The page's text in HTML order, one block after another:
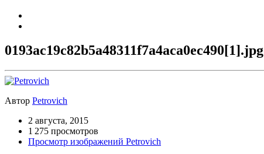
0193ac19c82b5a48311f7a4aca0ec490[1].jpg
Автор Petrovich
2 августа, 2015
1 275 просмотров
Просмотр изображений Petrovich